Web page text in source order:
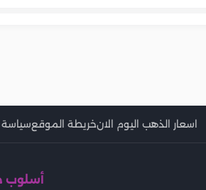
اسعار الذهب اليوم الانخريطة الموقع
أسلوب